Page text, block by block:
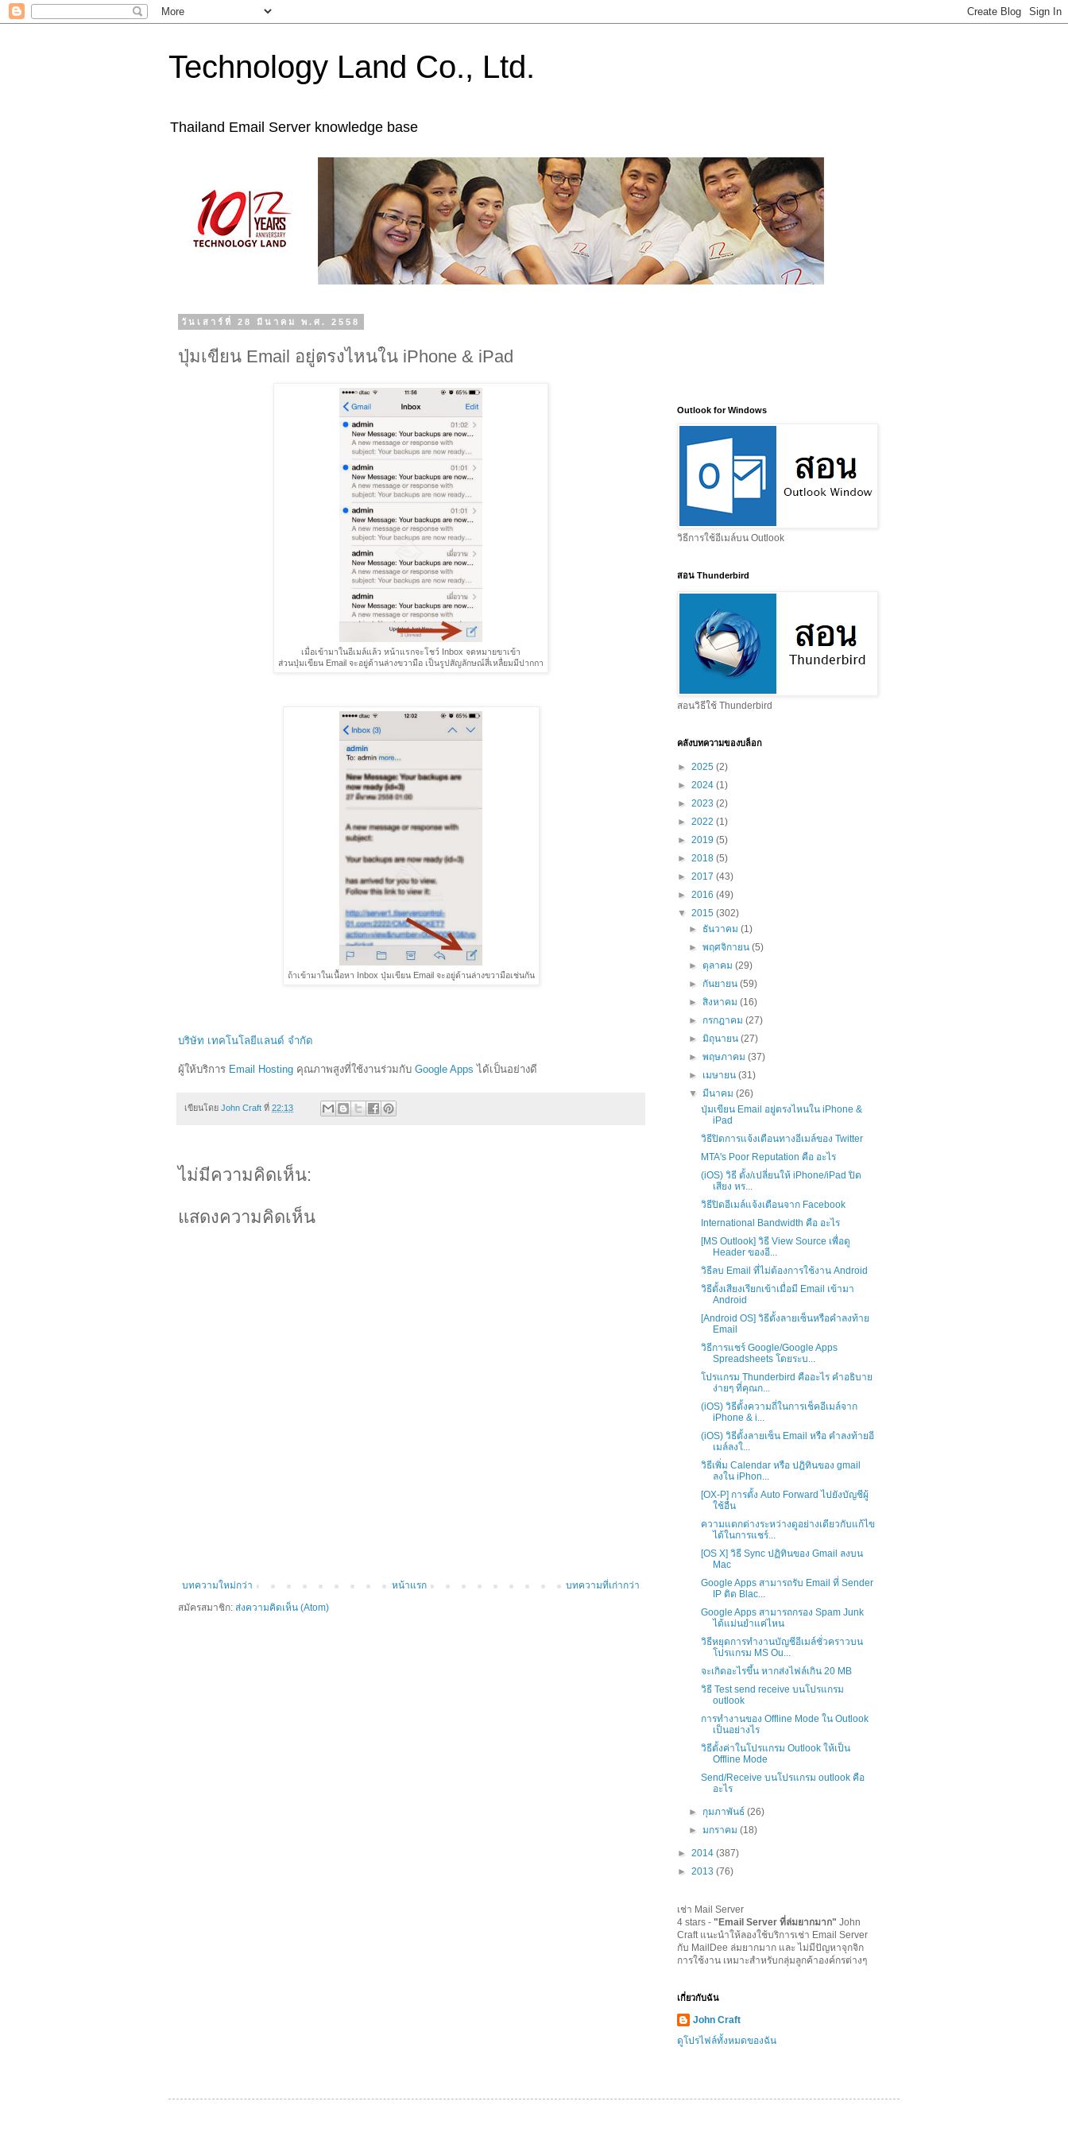
Technology Land Co., Ltd.
Thailand Email Server knowledge base
วันเสาร์ที่ 28 มีนาคม พ.ศ. 2558
ปุ่มเขียน Email อยู่ตรงไหนใน iPhone & iPad
เมื่อเข้ามาในอีเมล์แล้ว หน้าแรกจะโชว์ Inbox จดหมายขาเข้า
ส่วนปุ่มเขียน Email จะอยู่ด้านล่างขวามือ เป็นรูปสัญลักษณ์สี่เหลื่ยมมีปากกา
ถ้าเข้ามาในเนื้อหา Inbox ปุ่มเขียน Email จะอยู่ด้านล่างขวามือเช่นกัน
บริษัท เทคโนโลยีแลนด์ จำกัด
ผู้ให้บริการ Email Hosting คุณภาพสูงที่ใช้งานร่วมกับ Google Apps ได้เป็นอย่างดี
เขียนโดย John Craft ที่ 22:13
ไม่มีความคิดเห็น:
แสดงความคิดเห็น
บทความใหม่กว่า บทความที่เก่ากว่า
หน้าแรก
สมัครสมาชิก: ส่งความคิดเห็น (Atom)
Outlook for Windows
วิธีการใช้อีเมล์บน Outlook
สอน Thunderbird
สอนวิธีใช้ Thunderbird
คลังบทความของบล็อก
► 2025 (2)
► 2024 (1)
► 2023 (2)
► 2022 (1)
► 2019 (5)
► 2018 (5)
► 2017 (43)
► 2016 (49)
▼ 2015 (302)
► ธันวาคม(1)
►พฤศจิกายน(5)
►ตุลาคม(29)
► กันยายน(59)
►สิงหาคม(16)
► กรกฎาคม(27)
►มิถุนายน(27)
►พฤษภาคม(37)
► เมษายน(31)
▼มีนาคม(26)
ปุ่มเขียน Email อยู่ตรงไหนใน iPhone &
iPad
วิธีปิดการแจ้งเตือนทางอีเมล์ของ Twitter
MTA's Poor Reputation คือ อะไร
(iOS) วิธี ตั้ง/เปลี่ยนให้ iPhone/iPad ปิด
เสียง หร...
วิธีปิดอีเมล์แจ้งเตือนจาก Facebook
International Bandwidth คือ อะไร
[MS Outlook] วิธี View Source เพื่อดู
Header ของอี...
วิธีลบ Email ที่ไม่ต้องการใช้งาน Android
วิธีตั้งเสียงเรียกเข้าเมื่อมี Email เข้ามา
Android
[Android OS] วิธีตั้งลายเซ็นหรือคำลงท้าย
Email
วิธีการแชร์ Google/Google Apps
Spreadsheets โดยระบ...
โปรแกรม Thunderbird คืออะไร คำอธิบาย
ง่ายๆ ที่คุณก...
(iOS) วิธีตั้งความถี่ในการเช็คอีเมล์จาก
iPhone & i...
(iOS) วิธีตั้งลายเซ็น Email หรือ คำลงท้ายอี
เมล์ลงใ...
วิธีเพิ่ม Calendar หรือ ปฎิทินของ gmail
ลงใน iPhon...
[OX-P] การตั้ง Auto Forward ไปยังบัญชีผู้
ใช้อื่น
ความแตกต่างระหว่างดูอย่างเดียวกับแก้ไข
ได้ในการแชร์...
[OS X] วิธี Sync ปฏิทินของ Gmail ลงบน
Mac
Google Apps สามารถรับ Email ที่ Sender
IP ติด Blac...
Google Apps สามารถกรอง Spam Junk
ได้แม่นยำแค่ไหน
วิธีหยุดการทำงานบัญชีอีเมล์ชั่วคราวบน
โปรแกรม MS Ou...
จะเกิดอะไรขึ้น หากส่งไฟล์เกิน 20 MB
วิธี Test send receive บนโปรแกรม
outlook
การทำงานของ Offline Mode ใน Outlook
เป็นอย่างไร
วิธีตั้งค่าในโปรแกรม Outlook ให้เป็น
Offline Mode
Send/Receive บนโปรแกรม outlook คือ
อะไร
► กุมภาพันธ์(26)
►มกราคม(18)
► 2014 (387)
► 2013 (76)
เช่า Mail Server
4 stars - " Email Server ที่ล่มยากมาก" John
Craft แนะนำให้ลองใช้บริการเช่า Email Server
กับ MailDee ล่มยากมาก และ ไม่มีปัญหาจุกจิก
การใช้งาน เหมาะสำหรับกลุ่มลูกค้าองค์กรต่างๆ
เกี่ยวกับฉัน
John Craft
ดูโปรไฟล์ทั้งหมดของฉัน